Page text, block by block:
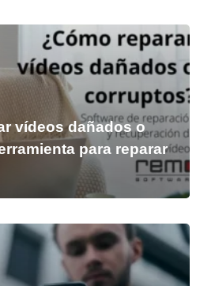
vídeos dañados o
para reparar